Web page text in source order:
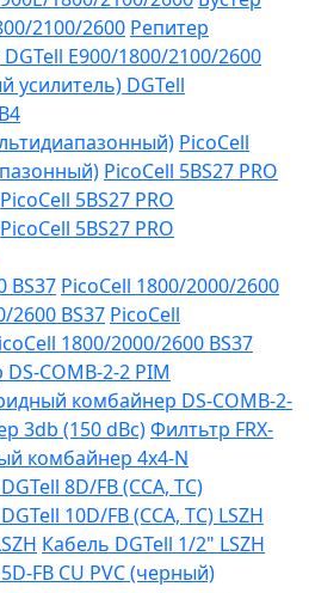
2100/2600 Репитер
Е900/1800/2100/2600
усилитель) DGTell
PicoCell
PicoCell 5BS27 PRO
PicoCell 5BS27 PRO
PicoCell 5BS27 PRO
BS37 PicoCell 1800/2000/2600
2600 BS37 PicoCell
1800/2000/2600 BS37
COMB-2-2 PIM
комбайнер DS-COMB-2-
3db (150 dBc)Филтьтр FRX-
комбайнер 4х4-N
8D/FB (CCA, TC)
10D/FB (CCA, TC) LSZH
Кабель DGTell 1/2" LSZH
FB CU PVC (черный)